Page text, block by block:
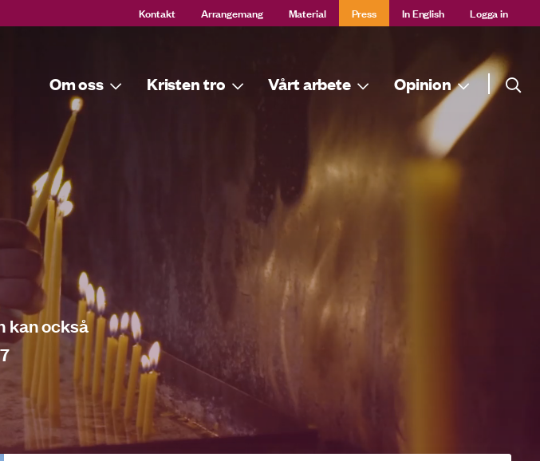
Kontakt Arrangemang Material Press In English Logga in
Om oss Kristen tro Vårt arbete Opinion Sök
kan också